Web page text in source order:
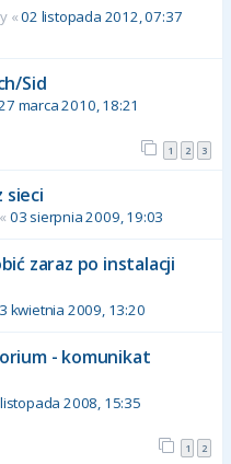
«02 listopada 2012, 07:37
Sid
marca 2010, 18:21
1 2 3
sieci
03 sierpnia 2009, 19:03
zaraz po instalacji
kwietnia 2009, 13:20
- komunikat
2008, 15:35
1 2